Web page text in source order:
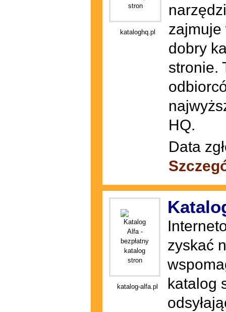
kataloghq.pl
zajmuje
dobry
stronie.
HQ.
Data
katalog-alfa.pl
zyskać
katalog